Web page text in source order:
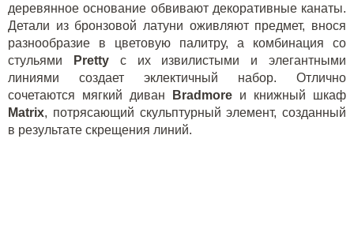
деревянное основание обвивают декоративные канаты.
Детали из бронзовой латуни оживляют предмет, внося
разнообразие в цветовую палитру, а комбинация со
стульями
Prettyс их извилистыми и элегантными
линиями создает эклектичный набор. Отлично
сочетаются мягкий диван
Bradmore и книжный шкаф
Matrix, потрясающий скульптурный элемент, созданный
в результате скрещения линий.